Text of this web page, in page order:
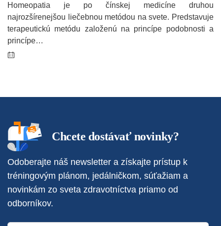
Homeopatia je po čínskej medicíne druhou
najrozšírenejšou liečebnou metódou na svete. Predstavuje
terapeutickú metódu založenú na princípe podobnosti a
princípe…
Chcete dostávať novinky?
Odoberajte náš newsletter a získajte prístup k
tréningovým plánom, jedálničkom, súťažiam a
novinkám zo sveta zdravotníctva priamo od
odborníkov.